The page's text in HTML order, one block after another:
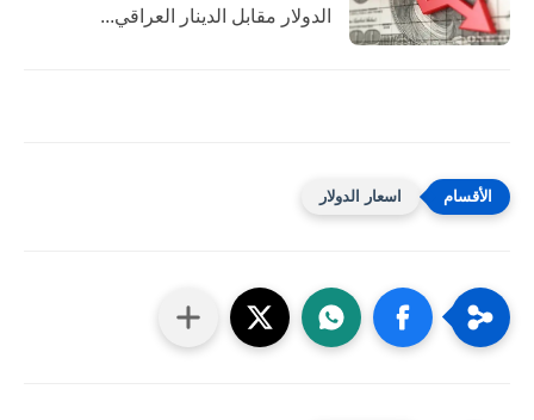
الدولار مقابل الدينار العراقي...
اسعار الدولار